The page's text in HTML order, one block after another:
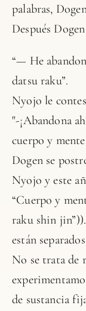
palabras,
Después
“— He
datsu raku”.
Nyojo le
"-¡Abandona
cuerpo y
Dogen se
Nyojo y este
“Cuerpo y
raku shin
están
No se trata de
de sustancia